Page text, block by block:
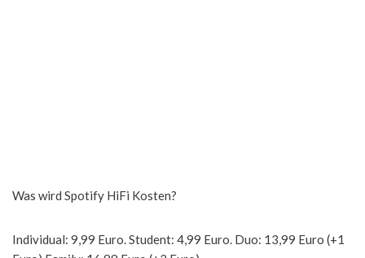
Was wird Spotify HiFi Kosten?
Individual: 9,99 Euro. Student: 4,99 Euro. Duo: 13,99 Euro (+1